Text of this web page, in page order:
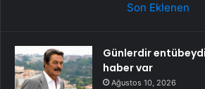
Son Eklenen
Günlerdir
haber var
Ağustos 10, 2026